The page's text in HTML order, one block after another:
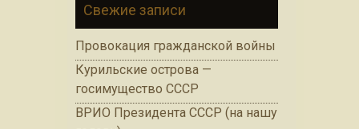
Свежие записи
Провокация гражданской войны
Курильские острова —
госимущество СССР
ВРИО Президента СССР (на нашу